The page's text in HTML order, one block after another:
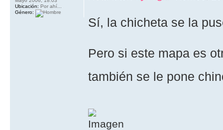
Sí, la chicheta se la
Pero si este mapa es
también se le pone
Ubicación: Por ahí...
Género: